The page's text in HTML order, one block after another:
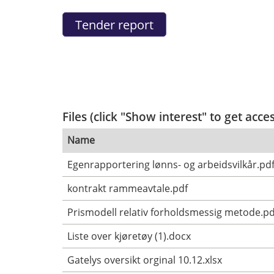
Files (click "Show interest" to get
Name
Egenrapportering lønns- og arbeidsvilkår.pdf
kontrakt rammeavtale.pdf
Prismodell relativ forholdsmessig
Liste over kjøretøy (1).docx
Gatelys oversikt orginal 10.12.xlsx